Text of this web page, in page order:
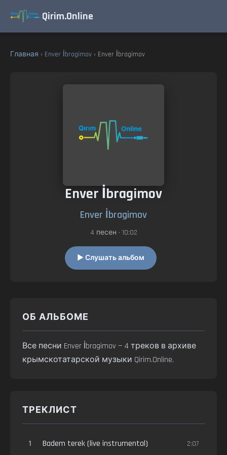
Qirim.Online
Главная › Enver İbragimov › Enver İbragimov
Enver İbragimov
Enver İbragimov
4 песен • 10:02
▶ Слушать альбом
ОБ АЛЬБОМЕ
Все песни Enver İbragimov — 4 треков в архиве
крымскотатарской музыки Qirim.Online.
ТРЕКЛИСТ
1 Badem terek (live instrumental) 2:07